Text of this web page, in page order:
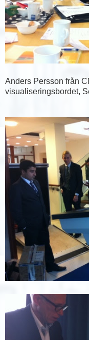
Anders Persson från
visualiseringsbordet,